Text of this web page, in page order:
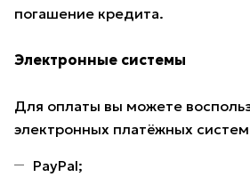
погашение кредита.
Электронные системы
Для оплаты вы можете
электронных платёжных
PayPal;